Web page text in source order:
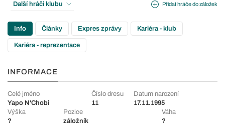
Přidat hráče do záložek
Další hráči klubu
Info Články Expres zprávy Kariéra - klub
Kariéra - reprezentace
INFORMACE
Celé jméno
Yapo N'Chobi
Číslo dresu
11
Datum narození
17.11.1995
Výška
?
Pozice
záložník
Váha
?